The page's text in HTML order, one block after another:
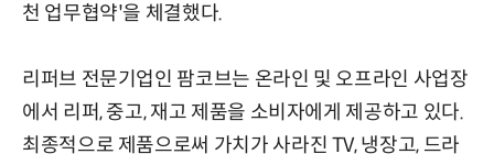
천 업무협약'을 체결했다.
리퍼브 전문기업인 팜코브는 온라인 및 오프라인 사업장
에서 리퍼, 중고, 재고 제품을 소비자에게 제공하고 있다.
최종적으로 제품으로써 가치가 사라진 TV, 냉장고, 드라